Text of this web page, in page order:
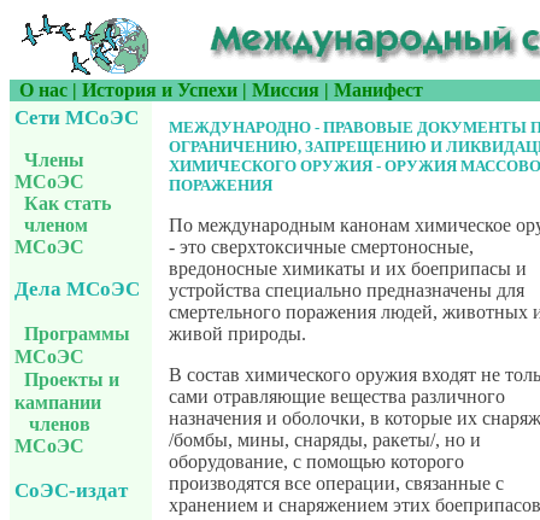
О нас | История и Успехи | Миссия | Манифест
Сети МСоЭС
Члены
МСоЭС
Как стать
членом
МСоЭС
Дела МСоЭС
Программы
МСоЭС
Проекты и
кампании
членов
МСоЭС
СоЭС-издат
МЕЖДУНАРОДНО - ПРАВОВЫЕ ДОКУМЕНТЫ
ОГРАНИЧЕНИЮ, ЗАПРЕЩЕНИЮ И
ХИМИЧЕСКОГО ОРУЖИЯ - ОРУЖИЯ
ПОРАЖЕНИЯ
По международным канонам химическое
- это сверхтоксичные смертоносные,
вредоносные химикаты и их боеприпасы и
устройства специально предназначены для
смертельного поражения людей, животных
живой природы.
В состав химического оружия входят не
сами отравляющие вещества различного
назначения и оболочки, в которые их
/бомбы, мины, снаряды, ракеты/, но и
оборудование, с помощью которого
производятся все операции, связанные с
хранением и снаряжением этих